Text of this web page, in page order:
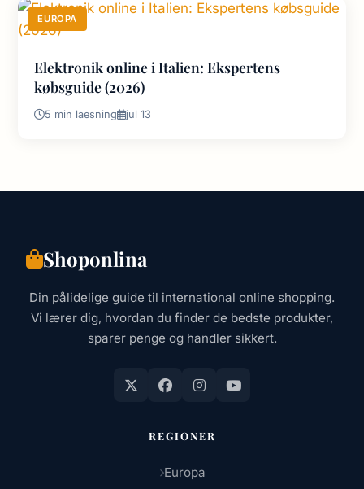
EUROPA
Elektronik online i Italien: Ekspertens
købsguide (2026)
5 min laesning jul 13
Shoponlina
Din pålidelige guide til international online shopping.
Vi lærer dig, hvordan du finder de bedste produkter,
sparer penge og handler sikkert.
REGIONER
Europa